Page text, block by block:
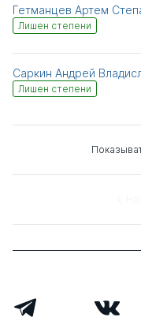
Гетманцев Артем
Лишен степени
Саркин Андрей
Лишен степени